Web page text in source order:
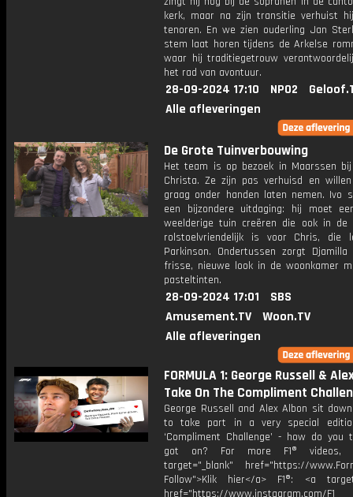
kerk, maar na zijn transitie verhuist
tenoren. En we zien ouderling Jan
stem laat horen tijdens de Arkelse
waar hij traditiegetrouw
het rad van avontuur.
28-09-2024 17:10 NPO2
Alle afleveringen
De Grote Tuinverbouwing
Het team is op bezoek in Maarssen
Christa. Ze zijn pas verhuisd en
graag onder handen laten nemen. Ivo
een bijzondere uitdaging: hij moet
weelderige tuin creëren die ook in de
rolstoelvriendelijk is voor Chris, die
Parkinson. Ondertussen zorgt
frisse, nieuwe look in de woonkamer
pasteltinten.
28-09-2024 17:01
SBS
Amusement.TV
Woon.TV
Alle afleveringen
FORMULA 1: George Russell &
Take On The Compliment
George Russell and Alex Albon sit
to take part in a very special
‘Compliment Challenge’ - how do you
got on? For more F1® videos,
target="_blank" href="https://
Follow">Klik hier</a> F1®: <a
href="https://www.instagram.com/F1